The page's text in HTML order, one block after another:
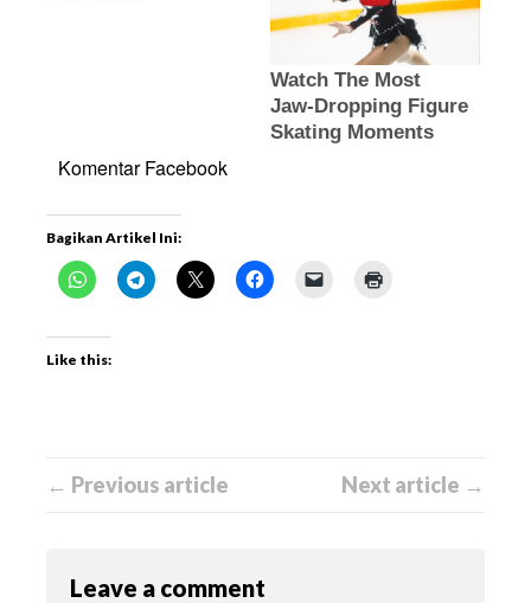
Komentar Facebook
Bagikan Artikel Ini:
Like this:
← Previous article Next article →
Leave a comment